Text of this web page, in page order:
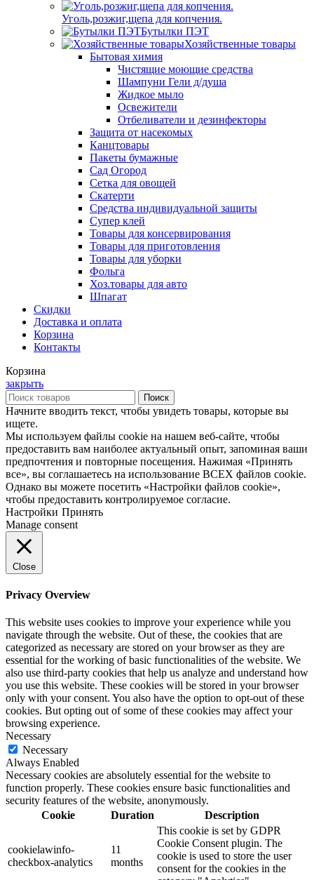
Уголь,розжиг,щепа для копчения.
Бутылки ПЭТ
Хозяйственные товары
Бытовая химия
Чистящие моющие средства
Шампуни Гели д/душа
Жидкое мыло
Освежители
Отбеливатели и дезинфекторы
Защита от насекомых
Канцтовары
Пакеты бумажные
Сад Огород
Сетка для овощей
Скатерти
Средства индивидуальной защиты
Супер клей
Товары для консервирования
Товары для приготовления
Товары для уборки
Фольга
Хоз.товары для авто
Шпагат
Скидки
Доставка и оплата
Корзина
Контакты
Корзина
закрыть
Поиск
Начните вводить текст, чтобы увидеть товары, которые вы
ищете.
Мы используем файлы cookie на нашем веб-сайте, чтобы
предоставить вам наиболее актуальный опыт, запоминая ваши
предпочтения и повторные посещения. Нажимая «Принять
все», вы соглашаетесь на использование ВСЕХ файлов cookie.
Однако вы можете посетить «Настройки файлов cookie»,
чтобы предоставить контролируемое согласие.
Настройки Принять
Manage consent
Close
Privacy Overview
This website uses cookies to improve your experience while you
navigate through the website. Out of these, the cookies that are
categorized as necessary are stored on your browser as they are
essential for the working of basic functionalities of the website. We
also use third-party cookies that help us analyze and understand how
you use this website. These cookies will be stored in your browser
only with your consent. You also have the option to opt-out of these
cookies. But opting out of some of these cookies may affect your
browsing experience.
Necessary
Necessary
Always Enabled
Necessary cookies are absolutely essential for the website to
function properly. These cookies ensure basic functionalities and
security features of the website, anonymously.
Cookie
Duration Description
cookielawinfo-
checkbox-analytics
11
months
This cookie is set by GDPR
Cookie Consent plugin. The
cookie is used to store the user
consent for the cookies in the